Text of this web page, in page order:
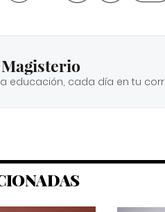
educación, cada día en tu